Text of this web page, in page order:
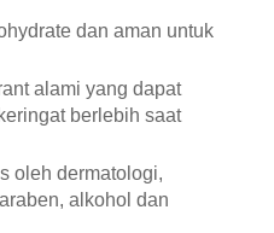
dan aman untuk
alami yang dapat
berlebih saat
oleh dermatologi,
alkohol dan